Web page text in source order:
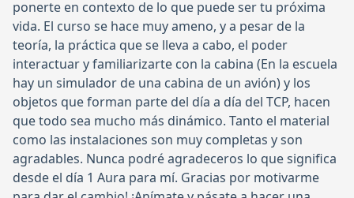
ponerte en contexto de lo que puede ser tu próxima
vida. El curso se hace muy ameno, y a pesar de la
teoría, la práctica que se lleva a cabo, el poder
interactuar y familiarizarte con la cabina (En la escuela
hay un simulador de una cabina de un avión) y los
objetos que forman parte del día a día del TCP, hacen
que todo sea mucho más dinámico. Tanto el material
como las instalaciones son muy completas y son
agradables. Nunca podré agradeceros lo que significa
desde el día 1 Aura para mí. Gracias por motivarme